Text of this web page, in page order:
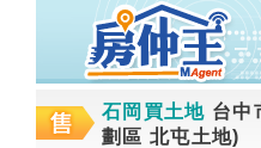
石岡買土地 台中
劃區 北屯土地)